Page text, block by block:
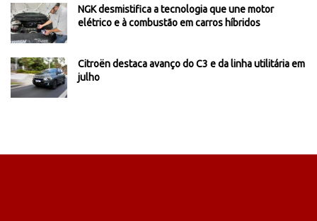
NGK desmistifica a tecnologia que une motor
elétrico e à combustão em carros híbridos
Citroën destaca avanço do C3 e da linha utilitária em
julho